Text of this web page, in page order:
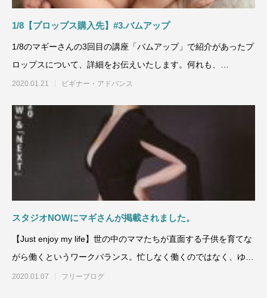
1/8【プロップス購入先】#3.バムアップ
1/8のマギーさんの3回目の講座「バムアップ」で紹介があったプ
ロップスについて、詳細をお伝えいたします。何れも、
AliExpres
2020.01.21 ビギナー・アドバンス
スタジオNOWにマギさんが掲載されました。
【Just enjoy my life】世の中のママたちが直面する子供を育てな
がら働くというワークバランス。忙しなく働くのではなく、ゆっ
く
2020.01.07 フリーブログ